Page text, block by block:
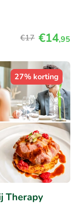
€17 €14,95
27% korting
Therapy